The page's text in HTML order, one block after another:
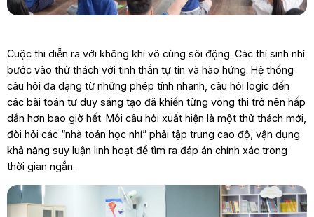
Cuộc thi diễn ra với không khí vô cùng sôi động. Các thí sinh nhí
bước vào thử thách với tinh thần tự tin và hào hứng. Hệ thống
câu hỏi đa dạng từ những phép tính nhanh, câu hỏi logic đến
các bài toán tư duy sáng tạo đã khiến từng vòng thi trở nên hấp
dẫn hơn bao giờ hết. Mỗi câu hỏi xuất hiện là một thử thách mới,
đòi hỏi các “nhà toán học nhí” phải tập trung cao độ, vận dụng
khả năng suy luận linh hoạt để tìm ra đáp án chính xác trong
thời gian ngắn.